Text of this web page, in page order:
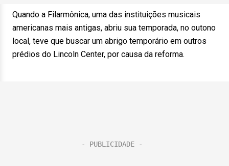
Quando a Filarmônica, uma das instituições musicais
americanas mais antigas, abriu sua temporada, no outono
local, teve que buscar um abrigo temporário em outros
prédios do Lincoln Center, por causa da reforma.